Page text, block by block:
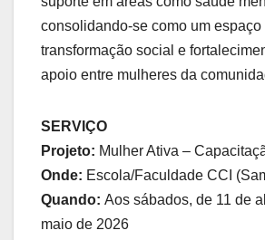
consolidando-se como um espaço
transformação social e
apoio entre mulheres da
SERVIÇO
Projeto: Mulher Ativa –
Onde: Escola/Faculdade CCI
Quando: Aos sábados, de 11 de
maio de 2026